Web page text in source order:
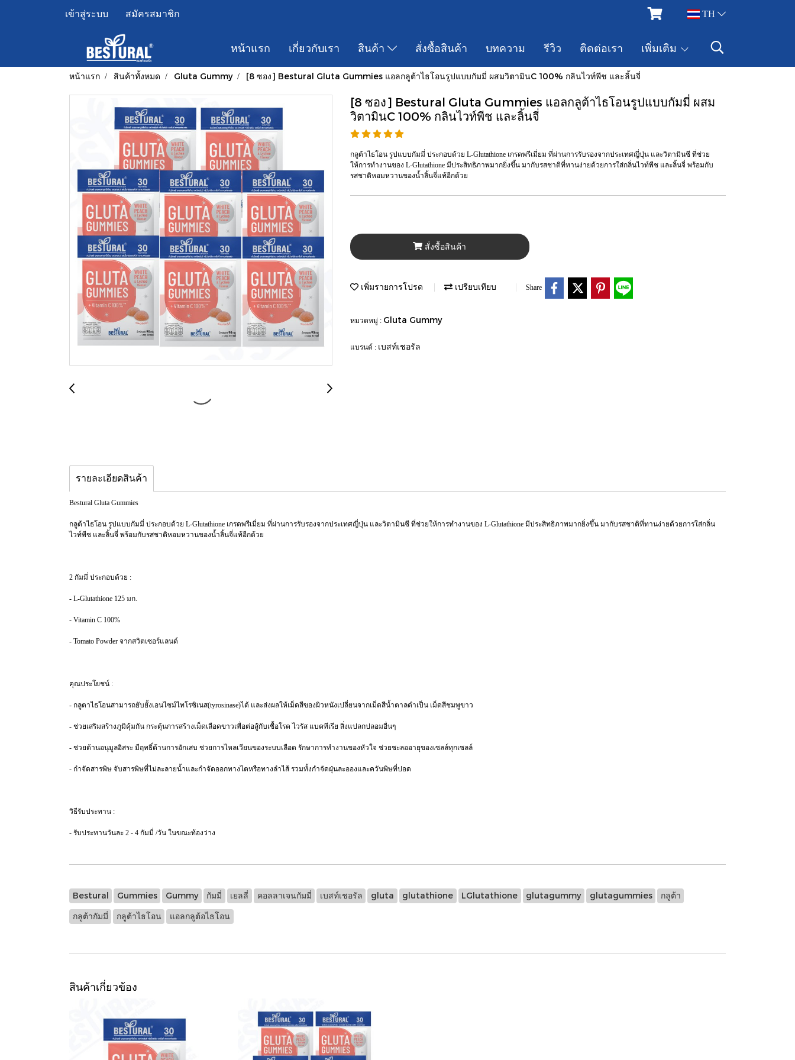
เข้าสู่ระบบ สมัครสมาชิก TH
หน้าแรก เกี่ยวกับเรา สินค้า สั่งซื้อสินค้า บทความ รีวิว ติดต่อเรา เพิ่มเติม
หน้าแรก สินค้าทั้งหมด Gluta Gummy [8 ซอง] Bestural Gluta Gummies แอลกลูต้าไธโอนรูปแบบกัมมี่ ผสมวิตามินC 100% กลินไวท์พีช และลิ้นจี่
[8 ซอง] Bestural Gluta Gummies แอลกลูต้าไธโอนรูปแบบกัมมี่ ผสม
วิตามินC 100% กลินไวท์พีช และลิ้นจี่
กลูต้าไธโอน รูปแบบกัมมี่ ประกอบด้วย L-Glutathione เกรดพรีเมี่ยม ที่ผ่านการรับรองจากประเทศญี่ปุ่น และวิตามินซี ที่ช่วย
ให้การทำงานของ L-Glutathione มีประสิทธิภาพมากยิ่งขึ้น มากับรสชาติที่ทานง่ายด้วยการใส่กลิ่นไวท์พีช และลิ้นจี่ พร้อมกับ
รสชาติหอมหวานของน้ำลิ้นจี่แท้อีกด้วย
สั่งซื้อสินค้า
เพิ่มรายการโปรด เปรียบเทียบ Share
หมวดหมู่ : Gluta Gummy
แบรนด์ : เบสท์เชอรัล
รายละเอียดสินค้า
Bestural Gluta Gummies
กลูต้าไธโอน รูปแบบกัมมี่ ประกอบด้วย L-Glutathione เกรดพรีเมี่ยม ที่ผ่านการรับรองจากประเทศญี่ปุ่น และวิตามินซี ที่ช่วยให้การทำงานของ L-Glutathione มีประสิทธิภาพมากยิ่งขึ้น มากับรสชาติที่ทานง่ายด้วยการใส่กลิ่น
ไวท์พีช และลิ้นจี่ พร้อมกับรสชาติหอมหวานของน้ำลิ้นจี่แท้อีกด้วย
2 กัมมี่ ประกอบด้วย :
- L-Glutathione 125 มก.
- Vitamin C 100%
- Tomato Powder จากสวิตเซอร์แลนด์
คุณประโยชน์ :
- กลูตาไธโอนสามารถยับยั้งเอนไซม์ไทโรซิเนส(tyrosinase)ได้ และส่งผลให้เม็ดสีของผิวหนังเปลี่ยนจากเม็ดสีน้ำตาลดำเป็น เม็ดสีชมพูขาว
- ช่วยเสริมสร้างภูมิคุ้มกัน กระตุ้นการสร้างเม็ดเลือดขาวเพื่อต่อสู้กับเชื้อโรค ไวรัส แบคทีเรีย สิ่งแปลกปลอมอื่นๆ
- ช่วยต้านอนุมูลอิสระ มีฤทธิ์ต้านการอักเสบ ช่วยการไหลเวียนของระบบเลือด รักษาการทำงานของหัวใจ ช่วยชะลออายุของเซลล์ทุกเซลล์
- กำจัดสารพิษ จับสารพิษที่ไม่ละลายน้ำและกำจัดออกทางไตหรือทางลำไส้ รวมทั้งกำจัดฝุ่นละอองและควันพิษที่ปอด
วิธีรับประทาน :
- รับประทานวันละ 2 - 4 กัมมี่ /วัน ในขณะท้องว่าง
Bestural Gummies Gummy กัมมี่ เยลลี่ คอลลาเจนกัมมี่ เบสท์เชอรัล gluta glutathione LGlutathione glutagummy glutagummies กลูต้า
กลูต้ากัมมี่ กลูต้าไธโอน แอลกลูต้อไธโอน
สินค้าเกี่ยวข้อง